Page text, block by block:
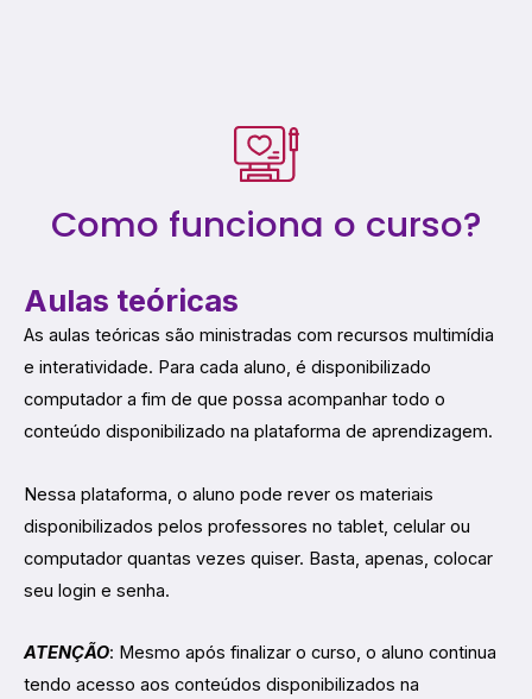
Como funciona o curso?
Aulas teóricas
As aulas teóricas são ministradas com recursos multimídia
e interatividade. Para cada aluno, é disponibilizado
computador a fim de que possa acompanhar todo o
conteúdo disponibilizado na plataforma de aprendizagem.
Nessa plataforma, o aluno pode rever os materiais
disponibilizados pelos professores no tablet, celular ou
computador quantas vezes quiser. Basta, apenas, colocar
seu login e senha.
ATENÇÃO: Mesmo após finalizar o curso, o aluno continua
tendo acesso aos conteúdos disponibilizados na